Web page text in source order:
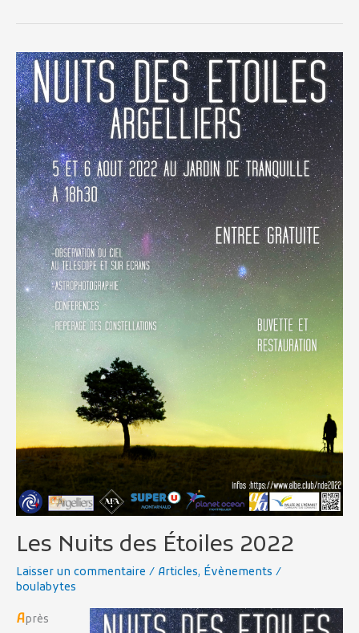
Les Nuits des Étoiles 2022
Laisser un commentaire / Articles, Évènements /
boulabytes
Après
Les
Nuits
des
Étoiles
2022